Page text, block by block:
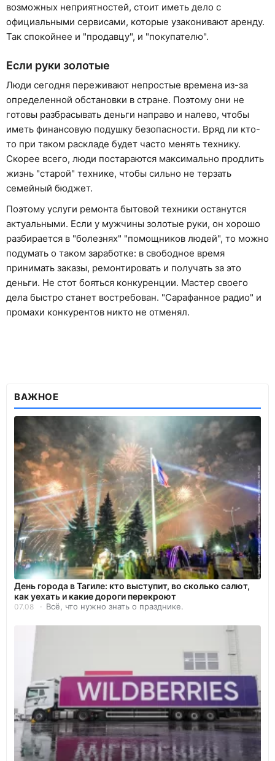
возможных неприятностей, стоит иметь дело с
официальными сервисами, которые узаконивают аренду.
Так спокойнее и "продавцу", и "покупателю".
Если руки золотые
Люди сегодня переживают непростые времена из-за
определенной обстановки в стране. Поэтому они не
готовы разбрасывать деньги направо и налево, чтобы
иметь финансовую подушку безопасности. Вряд ли кто-
то при таком раскладе будет часто менять технику.
Скорее всего, люди постараются максимально продлить
жизнь "старой" технике, чтобы сильно не терзать
семейный бюджет.
Поэтому услуги ремонта бытовой техники останутся
актуальными. Если у мужчины золотые руки, он хорошо
разбирается в "болезнях" "помощников людей", то можно
подумать о таком заработке: в свободное время
принимать заказы, ремонтировать и получать за это
деньги. Не стот бояться конкуренции. Мастер своего
дела быстро станет востребован. "Сарафанное радио" и
промахи конкурентов никто не отменял.
ВАЖНОЕ
День города в Тагиле: кто выступит, во сколько салют,
как уехать и какие дороги перекроют
07.08 Всё, что нужно знать о празднике.